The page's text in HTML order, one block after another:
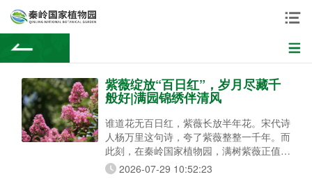
紫薇绽放“百日红”，岁月尽藏千
般好|满园锦绣伴清风
谁道花无百日红，紫薇长放半年花。宋代诗
人杨万里这句诗，夸了紫薇整整一千年。而
此刻，在秦岭国家植物园，满树紫薇正值盛
放期——紫薇、银薇、赤薇、翠薇，一团团
花穗缀满枝头，从盛夏一路开到清秋，整整
2026-07-29 10:52:23